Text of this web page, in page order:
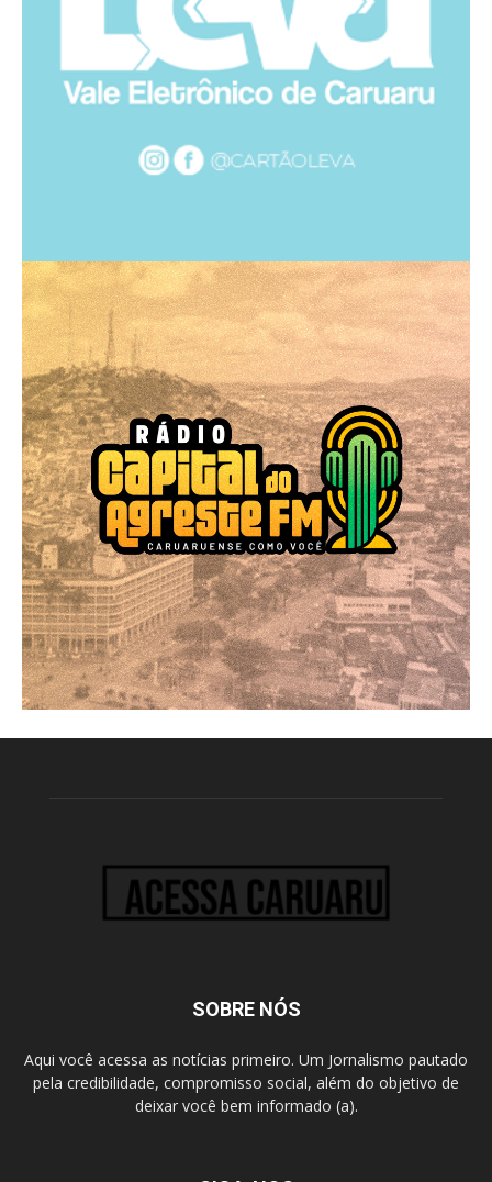
SOBRE NÓS
Aqui você acessa as notícias primeiro. Um Jornalismo pautado
pela credibilidade, compromisso social, além do objetivo de
deixar você bem informado (a).